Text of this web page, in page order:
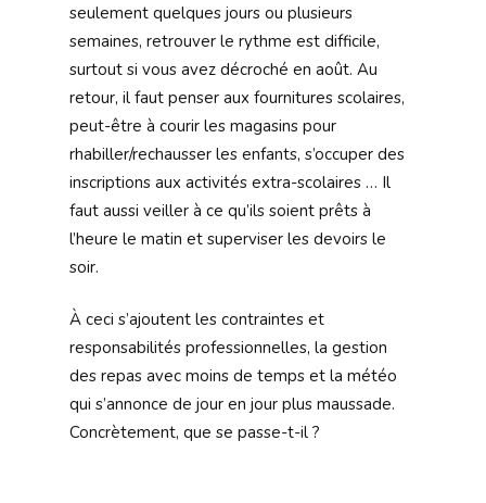
seulement quelques jours ou plusieurs
semaines, retrouver le rythme est difficile,
surtout si vous avez décroché en août. Au
retour, il faut penser aux fournitures scolaires,
peut-être à courir les magasins pour
rhabiller/rechausser les enfants, s’occuper des
inscriptions aux activités extra-scolaires … Il
faut aussi veiller à ce qu’ils soient prêts à
l’heure le matin et superviser les devoirs le
soir.
À ceci s’ajoutent les contraintes et
responsabilités professionnelles, la gestion
des repas avec moins de temps et la météo
qui s’annonce de jour en jour plus maussade.
Concrètement, que se passe-t-il ?